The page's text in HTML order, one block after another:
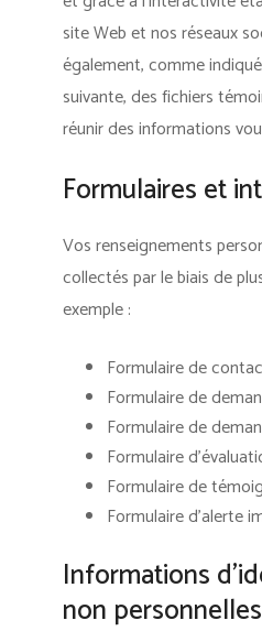
site Web et nos réseaux
également, comme
suivante, des fichiers
réunir des informations
Formulaires et
Vos renseignements
collectés par le biais de
exemple :
Formulaire de
Formulaire de
Formulaire de
Formulaire
Formulaire de
Formulaire d’alerte
Informations
non personnelles